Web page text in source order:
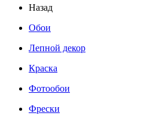
Назад
Обои
Лепной декор
Краска
Фотообои
Фрески